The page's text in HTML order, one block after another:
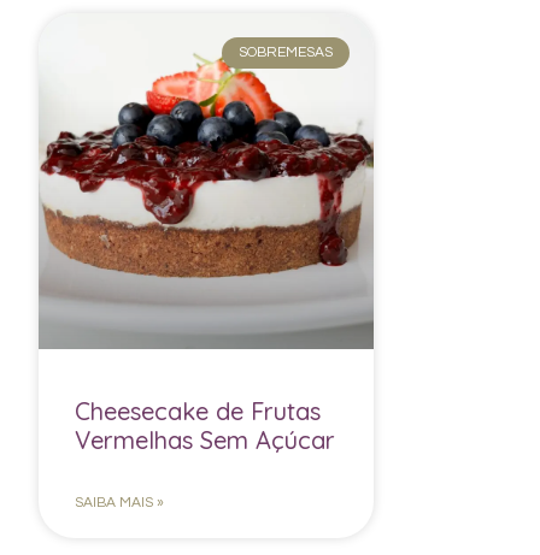
SOBREMESAS
Cheesecake de Frutas
Vermelhas Sem Açúcar
SAIBA MAIS »